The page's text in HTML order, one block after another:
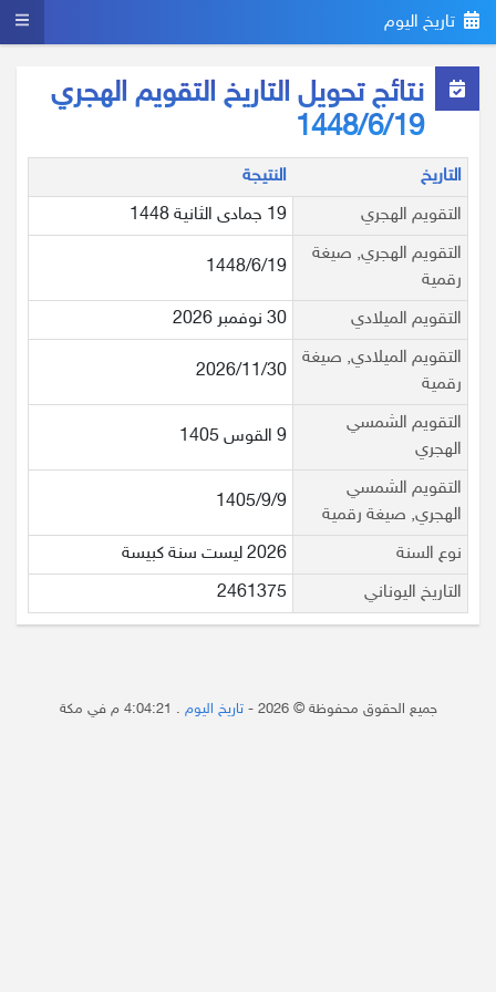
تاريخ اليوم
نتائج تحويل التاريخ التقويم الهجري
1448/6/19
التاريخ
النتيجة
التقويم الهجري
19 جمادى الثانية 1448
التقويم الهجري, صيغة
رقمية
1448/6/19
التقويم الميلادي
30 نوفمبر 2026
التقويم الميلادي, صيغة
رقمية
2026/11/30
التقويم الشمسي
الهجري
9 القوس 1405
التقويم الشمسي
الهجري, صيغة رقمية
1405/9/9
نوع السنة
2026 ليست سنة كبيسة
التاريخ اليوناني
2461375
جميع الحقوق محفوظة © 2026 - تاريخ اليوم . 4:04:21 م في مكة